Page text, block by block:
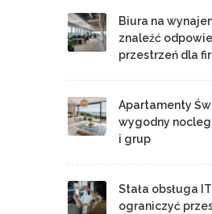
Biura na
znaleźć
przestrzeń dla
Apartamenty
wygodny
i grup
Stała obsługa
ograniczyć